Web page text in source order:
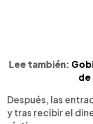
Lee también:
de
Después, las
y tras recibir el